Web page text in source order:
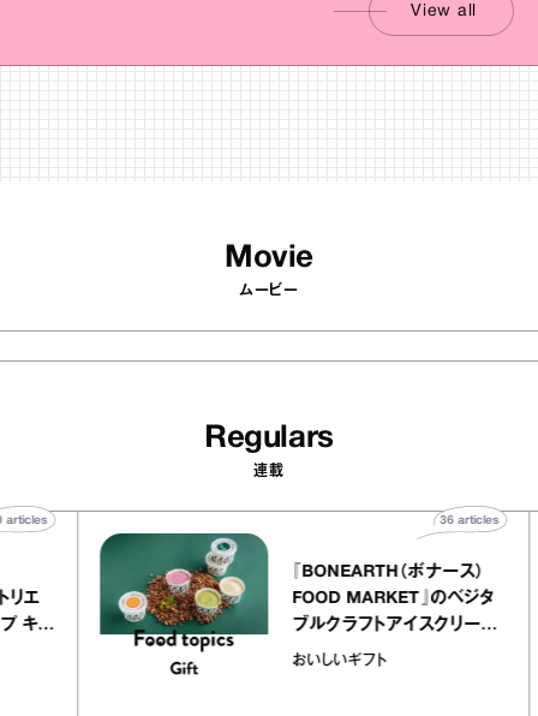
View all
Movie
ムービー
Regulars
連載
アトリエ
レープ キャ
40articles
『BONEARTH（ボナース）
FOOD MARKET』のベジタ
ブルクラフトアイスクリー
｜真野知子の「おいしいギ
おいしいギフト
36